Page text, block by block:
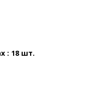
: 18 шт.